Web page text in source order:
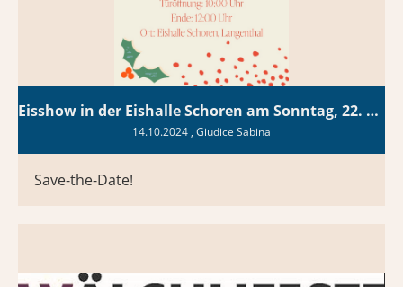
Eisshow in der Eishalle Schoren am Sonntag, 22. Dezember
14.10.2024 , Giudice Sabina
Save-the-Date!